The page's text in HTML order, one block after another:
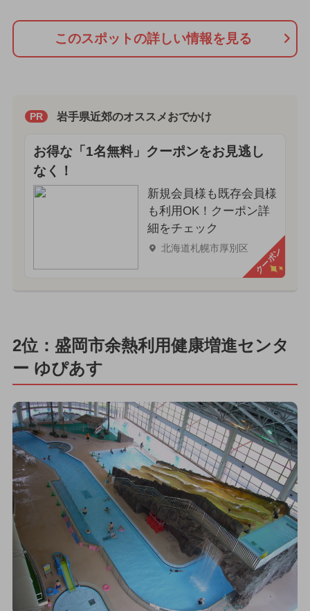
このスポットの詳しい情報を見る
PR 岩手県近郊のオススメおでかけ
お得な「1名無料」クーポンをお見逃し
なく！
新規会員様も既存会員様
も利用OK！クーポン詳
細をチェック
北海道札幌市厚別区 クーポン
2位：盛岡市余熱利用健康増進センタ
ー ゆぴあす